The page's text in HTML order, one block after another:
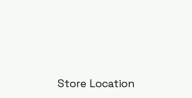
Store Location